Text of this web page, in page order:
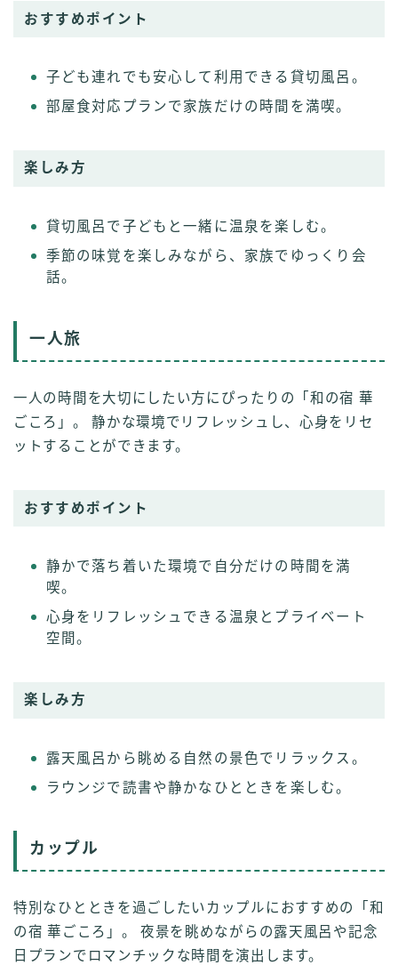
おすすめポイント
子ども連れでも安心して利用できる貸切風呂。
部屋食対応プランで家族だけの時間を満喫。
楽しみ方
貸切風呂で子どもと一緒に温泉を楽しむ。
季節の味覚を楽しみながら、家族でゆっくり会
話。
一人旅
一人の時間を大切にしたい方にぴったりの「和の宿 華
ごころ」。 静かな環境でリフレッシュし、心身をリセ
ットすることができます。
おすすめポイント
静かで落ち着いた環境で自分だけの時間を満
喫。
心身をリフレッシュできる温泉とプライベート
空間。
楽しみ方
露天風呂から眺める自然の景色でリラックス。
ラウンジで読書や静かなひとときを楽しむ。
カップル
特別なひとときを過ごしたいカップルにおすすめの「和
の宿 華ごころ」。 夜景を眺めながらの露天風呂や記念
日プランでロマンチックな時間を演出します。